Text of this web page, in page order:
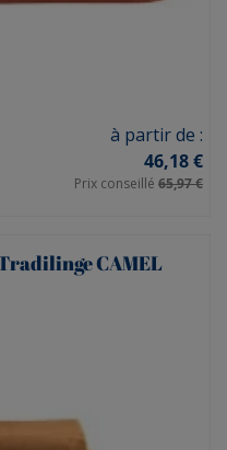
à partir de :
46,18 €
Prix conseillé 65,97 €
CAMEL